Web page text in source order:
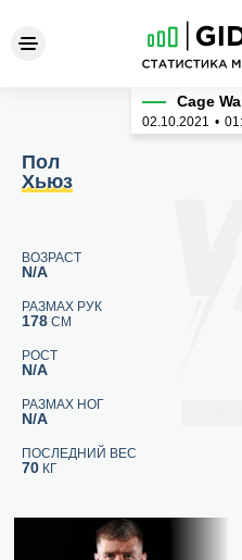
Пол Хьюз -
Пол
Хьюз
ВОЗРАСТ
N/A
РАЗМАХ РУК
178 СМ
РОСТ
N/A
РАЗМАХ НОГ
N/A
ПОСЛЕДНИЙ ВЕС
70 КГ
Cage
02.10.2021 •